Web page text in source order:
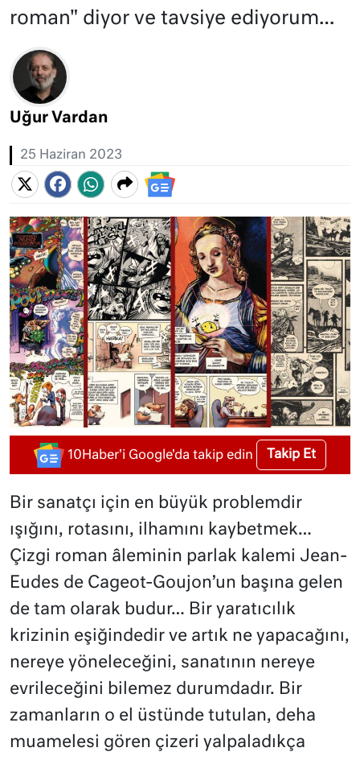
roman" diyor ve tavsiye ediyorum…
Uğur Vardan
25 Haziran 2023
10Haber'i Google'da takip edin Takip Et
Bir sanatçı için en büyük problemdir
ışığını, rotasını, ilhamını kaybetmek…
Çizgi roman âleminin parlak kalemi Jean-
Eudes de Cageot-Goujon’un başına gelen
de tam olarak budur… Bir yaratıcılık
krizinin eşiğindedir ve artık ne yapacağını,
nereye yöneleceğini, sanatının nereye
evrileceğini bilemez durumdadır. Bir
zamanların o el üstünde tutulan, deha
muamelesi gören çizeri yalpaladıkça